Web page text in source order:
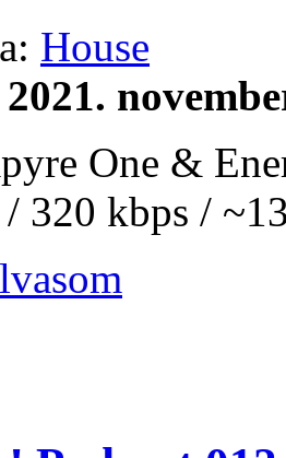
House
2021.
One &
320 kbps /